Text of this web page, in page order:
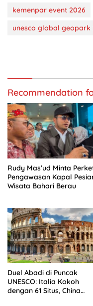
kemenpar event 2026
unesco global geopark
Recommendation
Rudy Mas’ud Minta
Pengawasan Kapal
Wisata Bahari Berau
Duel Abadi di Puncak
UNESCO: Italia Kokoh
dengan 61 Situs, China